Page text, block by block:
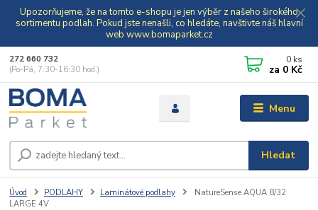
Upozorňujeme, že na tomto e-shopu je jen výběr z našeho širokého
sortimentu podlah. Pokud jste nenašli, co hledáte, navštivte náš hlavní
web www.bomaparket.cz
Menu
Hledat
272 660 732
(Po-Pá, 7:30-16:30 hod.)
0 ks
za 0 Kč
Úvod PODLAHY Laminátové podlahy
NatureSense AQUA 8/32
LARGE 4V